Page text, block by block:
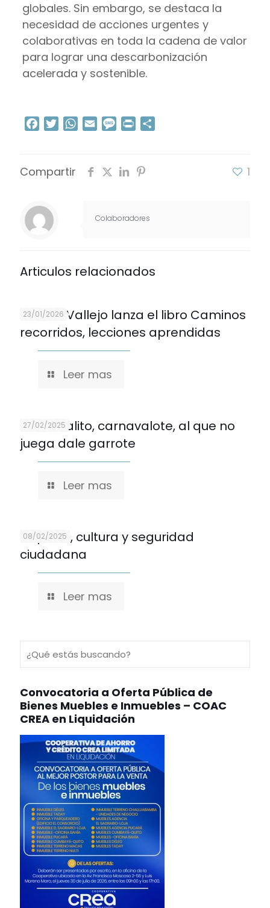
globales. Sin embargo, se destaca la
necesidad de acciones urgentes y
colaborativas en toda la cadena de valor
para lograr una descarbonización
acelerada y sostenible.
Facebook
TwitterWhatsApp
Email Message
Print
Compartir 1
Colaboradores
Articulos relacionados
23/01/2026
Andrés Vallejo lanza el libro Caminos
recorridos, lecciones aprendidas
Leer mas
27/02/2025
Carnavalito, carnavalote, al que no
juega dale garrote
Leer mas
08/02/2025
Deporte, cultura y seguridad
ciudadana
Leer mas
Convocatoria a Oferta Pública de
Bienes Muebles e Inmuebles – COAC
CREA en Liquidación